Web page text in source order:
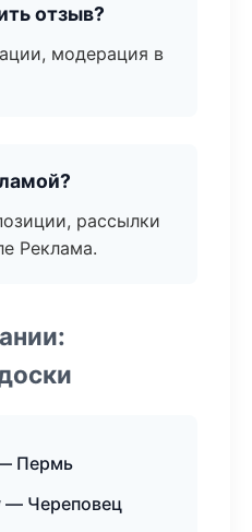
отзыв?
модерация в
рассылки
Реклама.
Пермь
— Череповец